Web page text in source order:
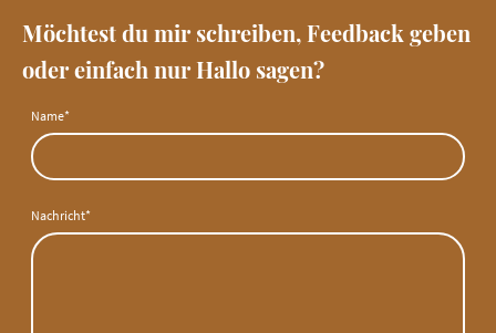
Möchtest du mir schreiben, Feedback geben
oder einfach nur Hallo sagen?
Name*
Nachricht*